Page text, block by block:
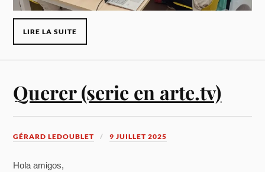
LIRE LA SUITE
Querer (serie en arte.tv)
GÉRARD LEDOUBLET 9 JUILLET 2025
Hola amigos,